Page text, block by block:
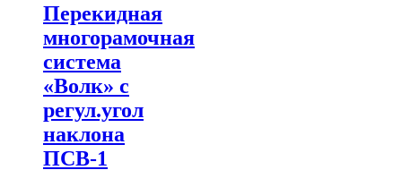
Перекидная
многорамочная
система
«Волк» с
регул.угол
наклона
ПСВ-1